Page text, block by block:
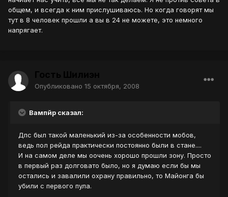
общем, и всегда к ним прислушиваюсь. Но когда говорят мы
тут в 8 человек прошли а вы в 24 не можете, это немного
напрягает.
Опубликовано 15 октября, 2008
Вампйр сказал:
Дпс был такой маленький из-за особенности мобов,
ведь пол рейда практически постоянно были в стане....
И на самом деле мы оочень хорошо прошли зону. Просто
в первый раз долговато было, но я думаю если бы мы
остались и завалили охрану правильно, то Майонга бы
убили с первого пула.